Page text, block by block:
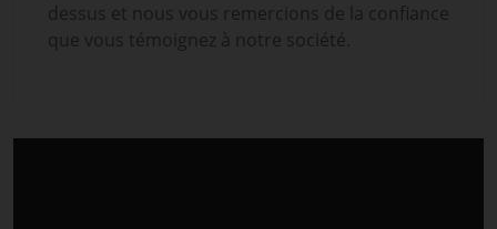
dessus et nous vous remercions de la confiance
que vous témoignez à notre société.